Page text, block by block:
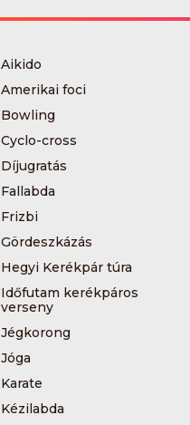
Aikido
Amerikai foci
Bowling
Cyclo-cross
Díjugratás
Fallabda
Frizbi
Gördeszkázás
Hegyi Kerékpár túra
Időfutam kerékpáros
verseny
Jégkorong
Jóga
Karate
Kézilabda